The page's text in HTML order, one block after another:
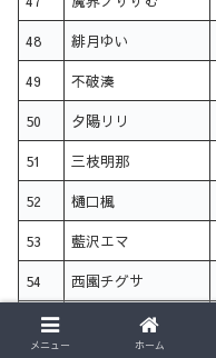
48 緋月ゆい
49 不破湊
50 夕陽リリ
51 三枝明那
52 樋口楓
53 藍沢エマ
54 西園チグサ
55
メニュー ホーム